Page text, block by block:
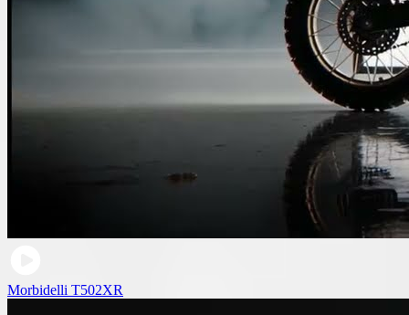
Morbidelli T502XR